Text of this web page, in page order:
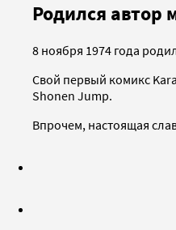
Родился автор
8 ноября 1974 года
Свой первый комикс
Shonen Jump.
Впрочем, настоящая